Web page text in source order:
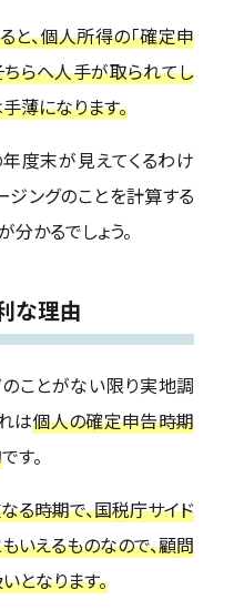
と、個人所得の「確定申
ちらへ人手が取られてし
薄になります。
度末が見えてくるわけ
ジングのことを計算する
かるでしょう。
な理由
ことがない限り実地調
は個人の確定申告時期
です。
る時期で、国税庁サイド
いえるものなので、顧問
となります。